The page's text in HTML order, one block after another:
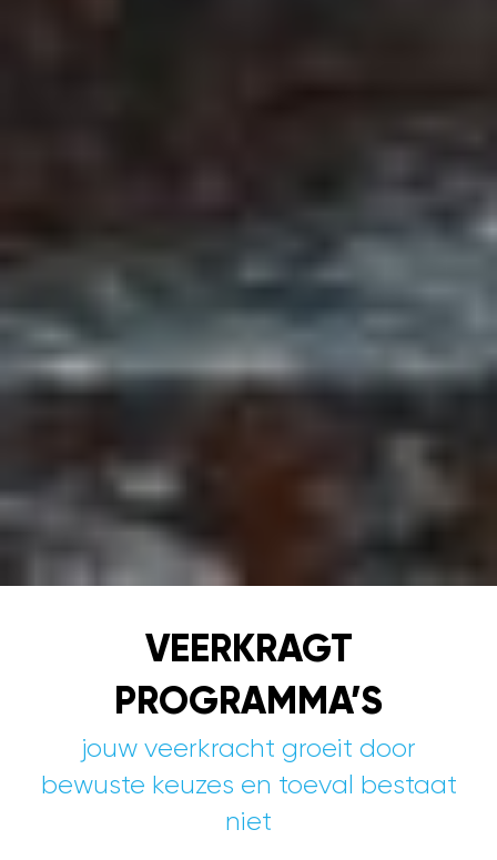
VEERKRAGT
PROGRAMMA’S
jouw veerkracht groeit door
bewuste keuzes en toeval
bestaat niet